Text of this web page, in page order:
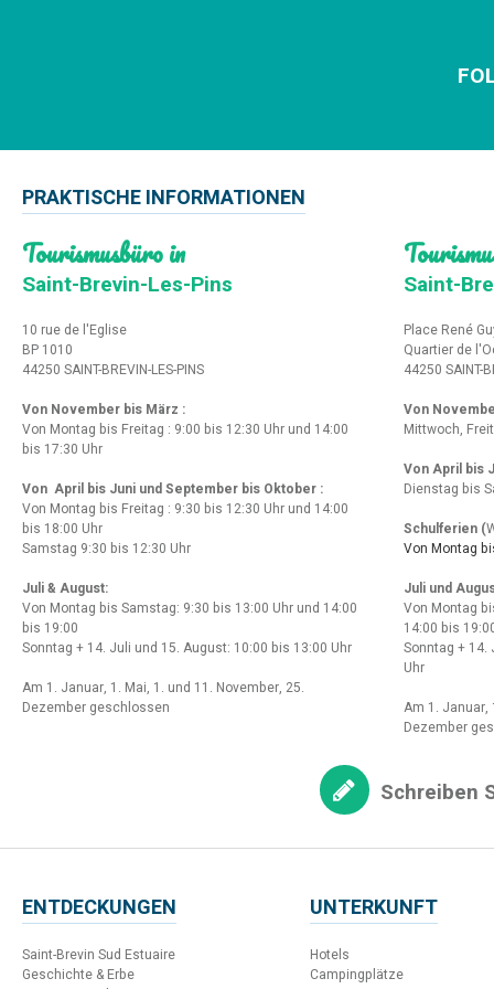
PRAKTISCHE INFORMATIONEN
Tourismusbüro in
Saint-Brevin-Les-Pins
10 rue de l'Eglise
BP 1010
44250 SAINT-BREVIN-LES-PINS
Von November bis März :
Von Montag bis Freitag : 9:00 bis 12:30 Uhr und 14:00
bis 17:30 Uhr
Von April bis Juni und September bis Oktober :
Von Montag bis Freitag : 9:30 bis 12:30 Uhr und 14:00
bis 18:00 Uhr
Samstag 9:30 bis 12:30 Uhr
Juli & August:
Von Montag bis Samstag: 9:30 bis 13:00 Uhr und 14:00
bis 19:00
Sonntag + 14. Juli und 15. August: 10:00 bis 13:00 Uhr
Am 1. Januar, 1. Mai, 1. und 11. November, 25.
Dezember geschlossen
Saint-
Place René
Quartier de
44250 SAINT-
Von
Mittwoch,
Von April bis
Dienstag bis
Schulferien (
Von Montag
Juli und
Von Montag
14:00 bis
Sonntag + 14.
Uhr
Am 1. Januar,
Dezember
Schreiben
ENTDECKUNGEN
Saint-Brevin Sud Estuaire
Geschichte & Erbe
UNTERKUNFT
Hotels
Campingplätze